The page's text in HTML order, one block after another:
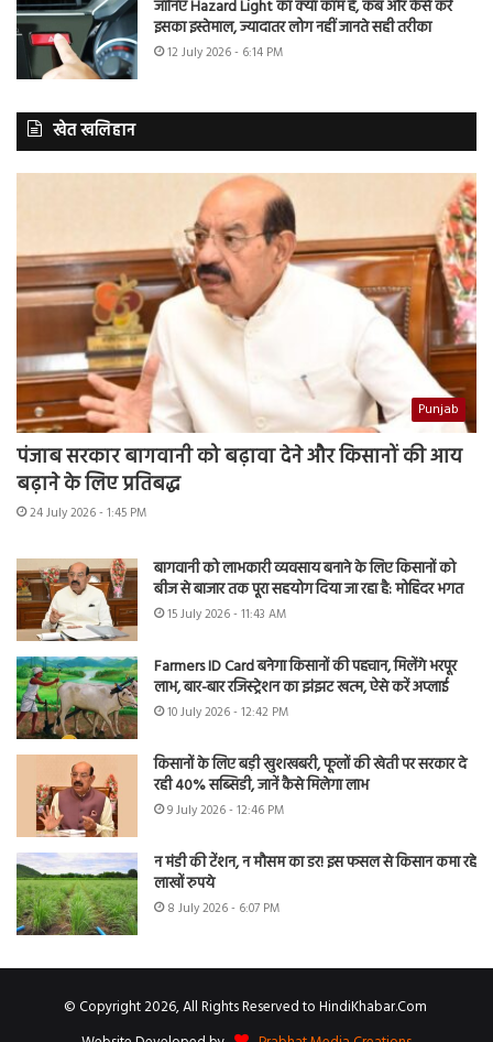
जानिए Hazard Light का क्या काम है, कब और कैसे करें
इसका इस्तेमाल, ज्यादातर लोग नहीं जानते सही तरीका
12 July 2026 - 6:14 PM
खेत खलिहान
Punjab
पंजाब सरकार बागवानी को बढ़ावा देने और किसानों की आय
बढ़ाने के लिए प्रतिबद्ध
24 July 2026 - 1:45 PM
बागवानी को लाभकारी व्यवसाय बनाने के लिए किसानों को
बीज से बाजार तक पूरा सहयोग दिया जा रहा है: मोहिंदर भगत
15 July 2026 - 11:43 AM
Farmers ID Card बनेगा किसानों की पहचान, मिलेंगे भरपूर
लाभ, बार-बार रजिस्ट्रेशन का झंझट खत्म, ऐसे करें अप्लाई
10 July 2026 - 12:42 PM
किसानों के लिए बड़ी खुशखबरी, फूलों की खेती पर सरकार दे
रही 40% सब्सिडी, जानें कैसे मिलेगा लाभ
9 July 2026 - 12:46 PM
न मंडी की टेंशन, न मौसम का डर! इस फसल से किसान कमा रहे
लाखों रुपये
8 July 2026 - 6:07 PM
© Copyright 2026, All Rights Reserved to HindiKhabar.Com